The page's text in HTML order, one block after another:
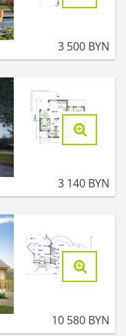
3 500 BYN
3 140 BYN
10 580 BYN